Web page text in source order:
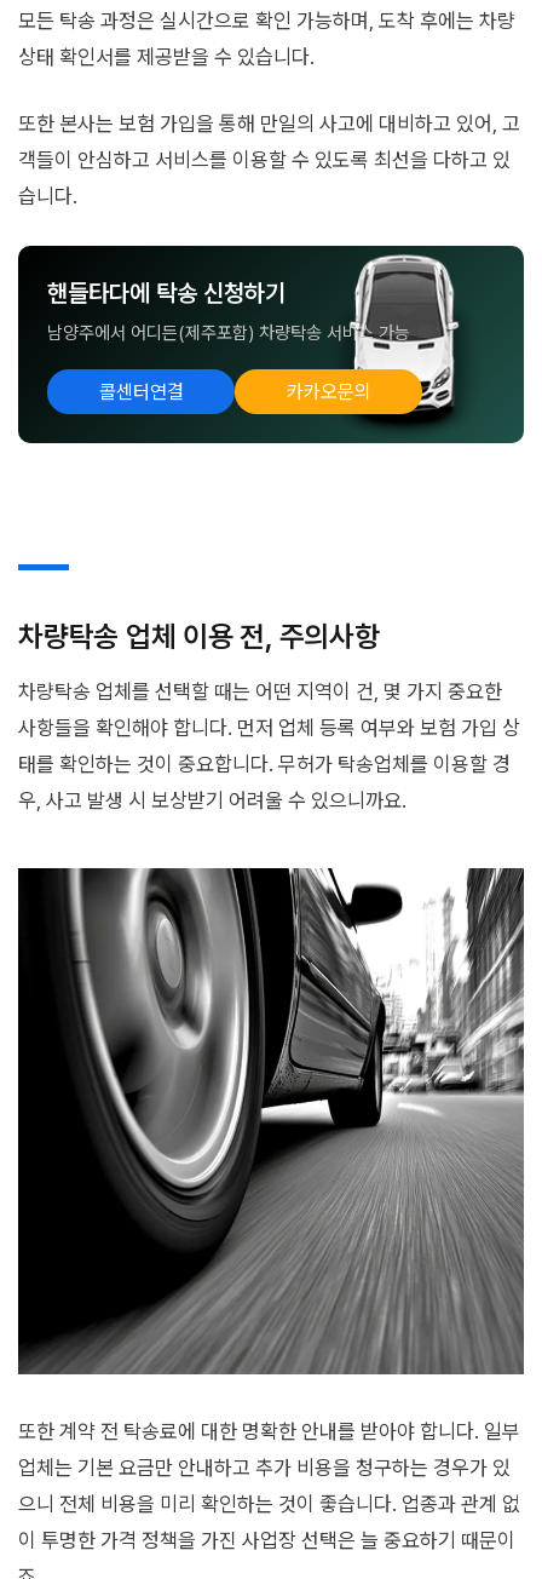
모든 탁송 과정은 실시간으로 확인 가능하며, 도착 후에는 차량
상태 확인서를 제공받을 수 있습니다.
또한 본사는 보험 가입을 통해 만일의 사고에 대비하고 있어, 고
객들이 안심하고 서비스를 이용할 수 있도록 최선을 다하고 있
습니다.
핸들타다에 탁송 신청하기
남양주에서 어디든(제주포함) 차량탁송 서비스 가능
콜센터연결 카카오문의
차량탁송 업체 이용 전, 주의사항
차량탁송 업체를 선택할 때는 어떤 지역이 건, 몇 가지 중요한
사항들을 확인해야 합니다. 먼저 업체 등록 여부와 보험 가입 상
태를 확인하는 것이 중요합니다. 무허가 탁송업체를 이용할 경
우, 사고 발생 시 보상받기 어려울 수 있으니까요.
또한 계약 전 탁송료에 대한 명확한 안내를 받아야 합니다. 일부
업체는 기본 요금만 안내하고 추가 비용을 청구하는 경우가 있
으니 전체 비용을 미리 확인하는 것이 좋습니다. 업종과 관계 없
이 투명한 가격 정책을 가진 사업장 선택은 늘 중요하기 때문이